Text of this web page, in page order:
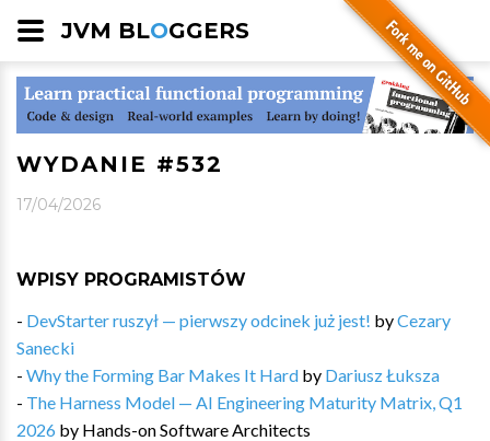
JVM BLOGGERS
WYDANIE #532
17/04/2026
WPISY PROGRAMISTÓW
- DevStarter ruszył — pierwszy odcinek już jest! byCezary
Sanecki
- Why the Forming Bar Makes It Hard by Dariusz Łuksza
- The Harness Model — AI Engineering Maturity Matrix, Q1
2026 by Hands-on Software Architects